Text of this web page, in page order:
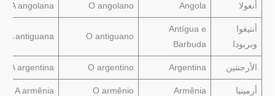
أنغولا Angola
O angolano
A angolana
أنتيغوا
وبربودا
Antígua e
Barbuda
O antiguano
A antiguana
الأرجنتين Argentina
O argentino
A argentina
أرمينيا Armênia
O armênio
A armênia